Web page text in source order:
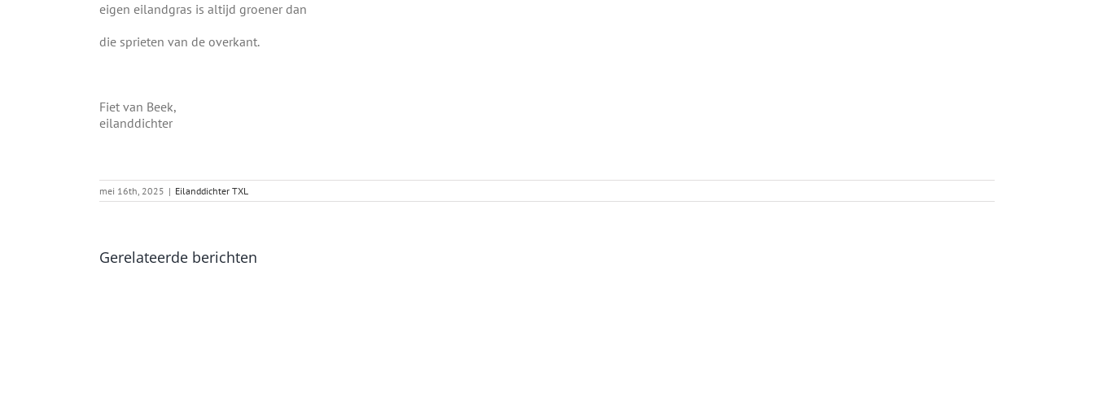
eigen eilandgras is altijd groener dan
die sprieten van de overkant.
Fiet van Beek,
eilanddichter
mei 16th, 2025 | Eilanddichter TXL
Gerelateerde berichten